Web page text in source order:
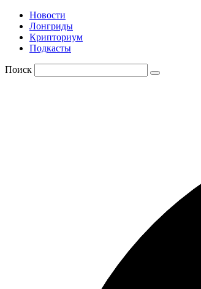
Новости
Лонгриды
Крипториум
Подкасты
Поиск